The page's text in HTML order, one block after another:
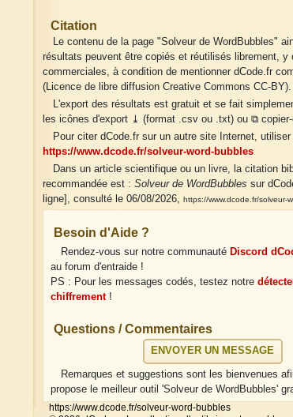
Citation
Le contenu de la page "Solveur de WordBubbles"
résultats peuvent être copiés et réutilisés librement, y
commerciales, à condition de mentionner dCode.fr
(Licence de libre diffusion Creative Commons CC-BY).
L'export des résultats est gratuit et se fait
les icônes d'export ⤓ (format .csv ou .txt) ou ⧉ copier-
Pour citer dCode.fr sur un autre site Internet,
https://www.dcode.fr/solveur-word-bubbles
Dans un article scientifique ou un livre, la citation
recommandée est : Solveur de WordBubbles sur
ligne], consulté le 06/08/2026, https://www.dcode.fr/solveur-
Besoin d'Aide ?
Rendez-vous sur notre communauté Discord
au forum d'entraide !
PS : Pour les messages codés, testez notre
chiffrement!
Questions / Commentaires
ENVOYER UN MESSAGE
Remarques et suggestions sont les bienvenues
propose le meilleur outil 'Solveur de WordBubbles'
https://www.dcode.fr/solveur-word-bubbles